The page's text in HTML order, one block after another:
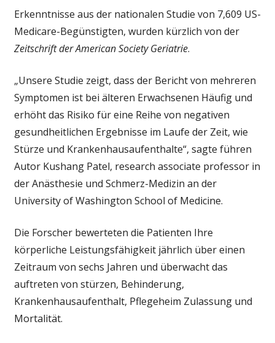
Senioren,
sagte
Erkenntnisse aus der nationalen Studie von 7,609 US-
Medicare-Begünstigten, wurden kürzlich von der
Zeitschrift der American Society Geriatrie.
„Unsere Studie zeigt, dass der Bericht von mehreren
Symptomen ist bei älteren Erwachsenen Häufig und
erhöht das Risiko für eine Reihe von negativen
gesundheitlichen Ergebnisse im Laufe der Zeit, wie
Stürze und Krankenhausaufenthalte“, sagte führen
Autor Kushang Patel, research associate professor in
der Anästhesie und Schmerz-Medizin an der
University of Washington School of Medicine.
Die Forscher bewerteten die Patienten Ihre
körperliche Leistungsfähigkeit jährlich über einen
Zeitraum von sechs Jahren und überwacht das
auftreten von stürzen, Behinderung,
Krankenhausaufenthalt, Pflegeheim Zulassung und
Mortalität.